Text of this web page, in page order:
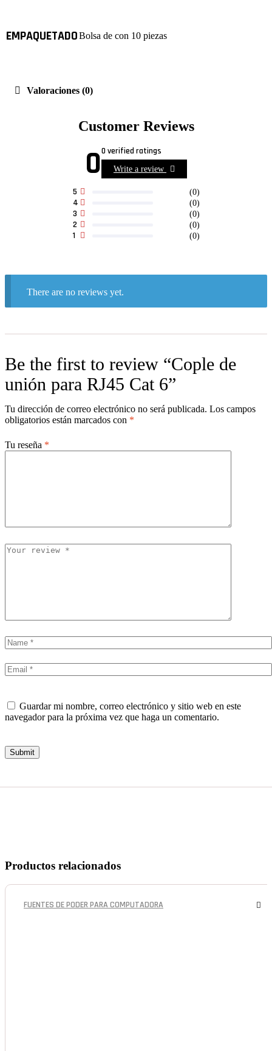
EMPAQUETADOBolsa de con 10 piezas
Valoraciones (0)
Customer Reviews
00 verified ratings
Write a review
1 (0)
2 (0)
3 (0)
4 (0)
5 (0)
There are no reviews yet.
Be the first to review “Cople de
unión para RJ45 Cat 6”
Tu dirección de correo electrónico no será publicada. Los campos
obligatorios están marcados con *
Tu reseña *
Guardar mi nombre, correo electrónico y sitio web en este
navegador para la próxima vez que haga un comentario.
Submit
Productos relacionados
FUENTES DE PODER PARA COMPUTADORA